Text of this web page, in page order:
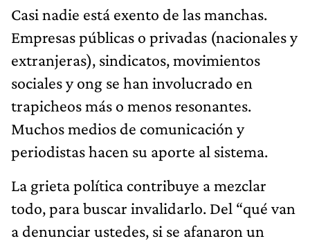
Casi nadie está exento de las manchas.
Empresas públicas o privadas (nacionales y
extranjeras), sindicatos, movimientos
sociales y ong se han involucrado en
trapicheos más o menos resonantes.
Muchos medios de comunicación y
periodistas hacen su aporte al sistema.
La grieta política contribuye a mezclar
todo, para buscar invalidarlo. Del “qué van
a denunciar ustedes, si se afanaron un